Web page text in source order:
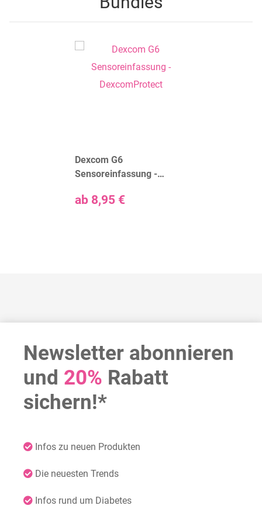
Dexcom G6
Sensoreinfassung -
ab 8,95 €
Newsletter abonnieren
und 20% Rabatt
sichern!*
Infos zu neuen Produkten
Die neuesten Trends
Infos rund um Diabetes